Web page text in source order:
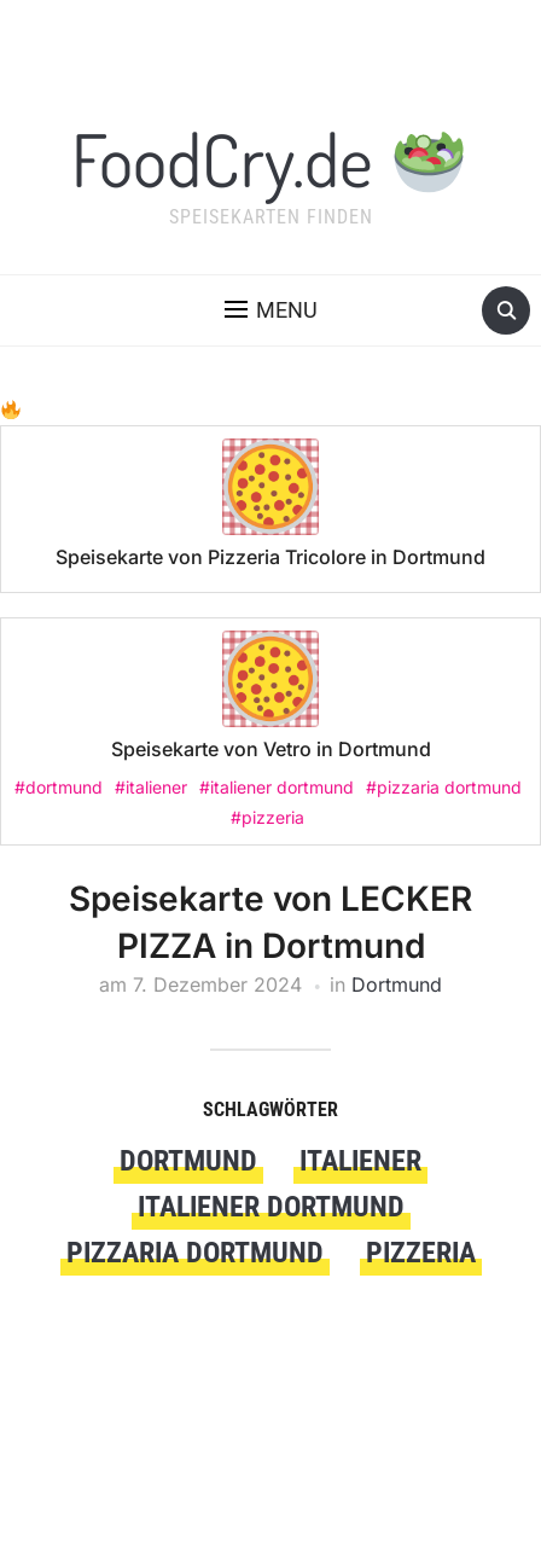
FoodCry.de
SPEISEKARTEN FINDEN
MENU
Speisekarte von Pizzeria Tricolore in Dortmund
Speisekarte von Vetro in Dortmund
#dortmund #italiener #italiener dortmund
#pizzaria dortmund
#pizzeria
Speisekarte von LECKER
PIZZA in Dortmund
am 7. Dezember 2024 in Dortmund
SCHLAGWÖRTER
DORTMUND
ITALIENER
ITALIENER DORTMUND
PIZZARIA DORTMUND
PIZZERIA